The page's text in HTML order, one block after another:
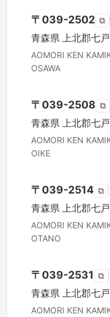
〒 039-2502 ⧉
青森県 上北郡七
AOMORI KEN
OSAWA
〒 039-2508 ⧉
青森県 上北郡七
AOMORI KEN
OIKE
〒 039-2514 ⧉
青森県 上北郡七
AOMORI KEN
OTANO
〒 039-2531 ⧉
青森県 上北郡七
AOMORI KEN